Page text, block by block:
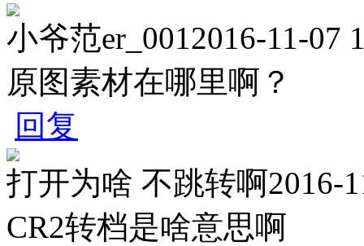
小爷范er_0012016-11-07
原图素材在哪里啊？
回复
打开为啥 不跳转啊2016-
CR2转档是啥意思啊